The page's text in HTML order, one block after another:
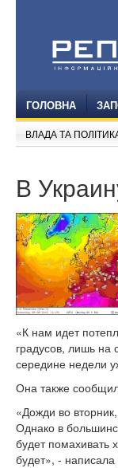
ГОЛОВНА
ВЛАДА ТА
В
«К нам идет
градусов, лишь на
середине недели
Она также
«Дожди во
Однако в
будет помахивать
будет», -